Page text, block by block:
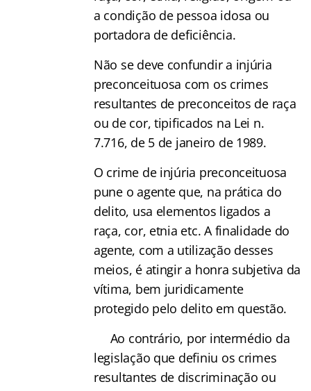
a condição de pessoa idosa ou
portadora de deficiência.
Não se deve confundir a injúria
preconceituosa com os crimes
resultantes de preconceitos de raça
ou de cor, tipificados na Lei n.
7.716, de 5 de janeiro de 1989.
O crime de injúria preconceituosa
pune o agente que, na prática do
delito, usa elementos ligados a
raça, cor, etnia etc. A finalidade do
agente, com a utilização desses
meios, é atingir a honra subjetiva da
vítima, bem juridicamente
protegido pelo delito em questão.
Ao contrário, por intermédio da
legislação que definiu os crimes
resultantes de discriminação ou